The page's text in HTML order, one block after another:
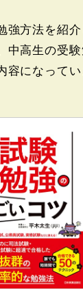
強方法を紹
中高生の受
容になってい